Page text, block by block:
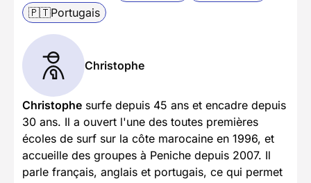
🇵🇹Portugais
Christophe
Christophe surfe depuis 45 ans et encadre depuis
30 ans. Il a ouvert l'une des toutes premières
écoles de surf sur la côte marocaine en 1996, et
accueille des groupes à Peniche depuis 2007. Il
parle français, anglais et portugais, ce qui permet